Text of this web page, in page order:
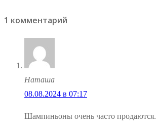
1 комментарий
Наташа
08.08.2024 в 07:17
Шампиньоны очень часто продаются.